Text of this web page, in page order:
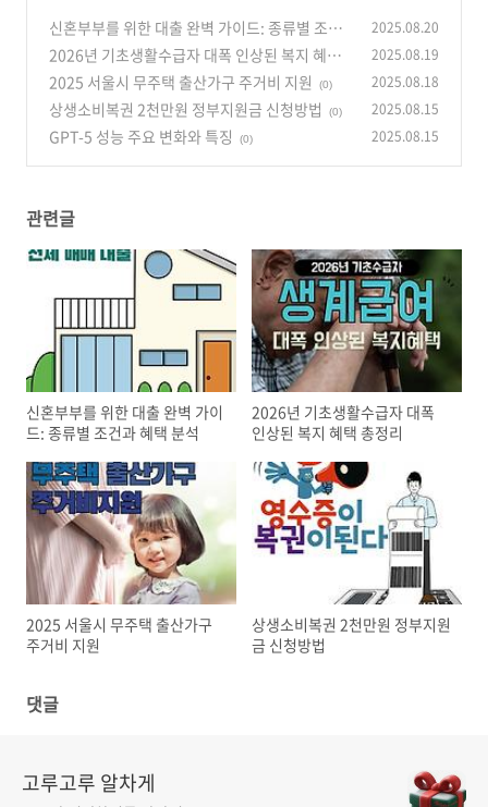
신혼부부를 위한 대출 완벽 가이드: 종류별 조건
과 혜택 분석 (0)
2025.08.20
2026년 기초생활수급자 대폭 인상된 복지 혜택
총정리 (0)
2025.08.19
2025 서울시 무주택 출산가구 주거비 지원 (0) 2025.08.18
상생소비복권 2천만원 정부지원금 신청방법 (0) 2025.08.15
GPT-5 성능 주요 변화와 특징 (0) 2025.08.15
관련글
신혼부부를 위한 대출 완벽 가이
드: 종류별 조건과 혜택 분석
2026년 기초생활수급자 대폭
인상된 복지 혜택 총정리
2025 서울시 무주택 출산가구
주거비 지원
상생소비복권 2천만원 정부지원
금 신청방법
댓글
고루고루 알차게